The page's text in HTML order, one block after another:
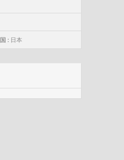
国 : 日本